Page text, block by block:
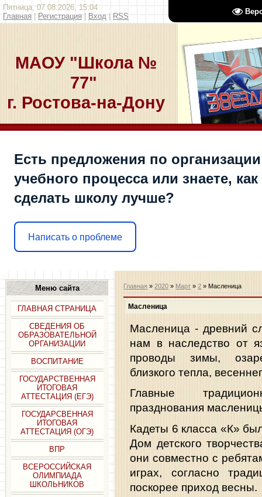
Пятница, 07.08.2026, 15:04
Главная
Регистрация Вход RSS
МАОУ "Школа №
77"
г. Ростова-на-Дону
Есть предложения по организации
учебного процесса или знаете, как
сделать школу лучше?
Написать о проблеме
Меню сайта
ГЛАВНАЯ СТРАНИЦА
СВЕДЕНИЯ ОБ
ОБРАЗОВАТЕЛЬНОЙ
ОРГАНИЗАЦИИ
ВОСПИТАНИЕ
ГОСУДАРСТВЕННАЯ
ИТОГОВАЯ
АТТЕСТАЦИЯ (ЕГЭ)
ГОСУДАРСВЕННАЯ
ИТОГОВАЯ
АТТЕСТАЦИЯ (ОГЭ)
ВПР
ВСЕРОССИЙСКАЯ
ОЛИМПИАДА
ШКОЛЬНИКОВ
Главная »2020 » Март » 2 » Масленица
Масленица
Масленица - древний
нам в наследство от
проводы зимы,
близкого тепла,
Главные
празднования
Кадеты 6 класса «К»
Дом детского
они совместно с
играх, согласно
поскорее приход весны.